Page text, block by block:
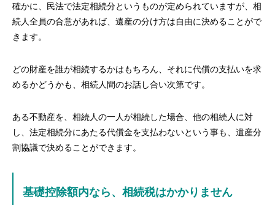
確かに、民法で法定相続分というものが定められていますが、相
続人全員の合意があれば、遺産の分け方は自由に決めることがで
きます。
どの財産を誰が相続するかはもちろん、それに代償の支払いを求
めるかどうかも、相続人間のお話し合い次第です。
ある不動産を、相続人の一人が相続した場合、他の相続人に対
し、法定相続分にあたる代償金を支払わないという事も、遺産分
割協議で決めることができます。
基礎控除額内なら、相続税はかかりません